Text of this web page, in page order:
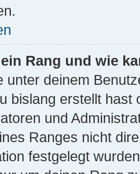
Rang und wie
unter deinem
bislang erstellt
und
Ranges nicht
festgelegt